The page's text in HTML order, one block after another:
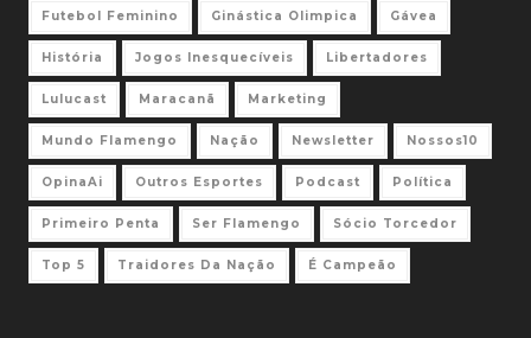
Futebol Feminino Ginástica Olimpica Gávea
História Jogos Inesquecíveis Libertadores
Lulucast Maracanã Marketing
Mundo Flamengo Nação Newsletter Nossos10
OpinaAi Outros Esportes Podcast Política
Primeiro Penta Ser Flamengo Sócio Torcedor
Top 5 Traidores Da Nação É Campeão